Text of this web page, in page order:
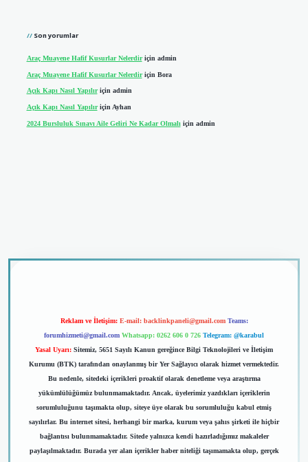
Son yorumlar
Araç Muayene Hafif Kusurlar Nelerdiriçin admin
Araç Muayene Hafif Kusurlar Nelerdiriçin Bora
Açık Kapı Nasıl Yapılıriçin admin
Açık Kapı Nasıl Yapılıriçin Ayhan
2024 Bursluluk Sınavı Aile Geliri Ne Kadar Olmalıiçin admin
Reklam ve İletişim: E-mail: backlinkpaneli@gmail.com Teams:
forumhizmeti@gmail.com Whatsapp: 0262 606 0 726 Telegram: @karabul
Yasal Uyarı: Sitemiz, 5651 Sayılı Kanun gereğince Bilgi Teknolojileri ve İletişim
Kurumu (BTK) tarafından onaylanmış bir Yer Sağlayıcı olarak hizmet vermektedir.
Bu nedenle, sitedeki içerikleri proaktif olarak denetleme veya araştırma
yükümlülüğümüz bulunmamaktadır. Ancak, üyelerimiz yazdıkları içeriklerin
sorumluluğunu taşımakta olup, siteye üye olarak bu sorumluluğu kabul etmiş
sayılırlar. Bu internet sitesi, herhangi bir marka, kurum veya şahıs şirketi ile hiçbir
bağlantısı bulunmamaktadır. Sitede yalnızca kendi hazırladığımız makaleler
paylaşılmaktadır. Burada yer alan içerikler haber niteliği taşımamakta olup, gerçek